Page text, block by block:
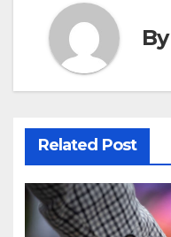
By
Related Post